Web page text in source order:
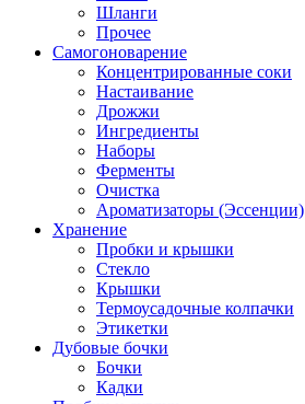
Шланги
Прочее
Самогоноварение
Концентрированные соки
Настаивание
Дрожжи
Ингредиенты
Наборы
Ферменты
Очистка
Ароматизаторы (Эссенции)
Хранение
Пробки и крышки
Стекло
Крышки
Термоусадочные колпачки
Этикетки
Дубовые бочки
Бочки
Кадки